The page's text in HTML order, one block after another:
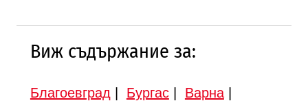
Виж съдържание за:
Благоевград Бургас| Варна|